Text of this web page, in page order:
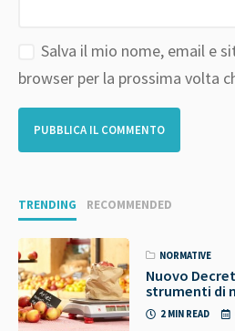
Salva il mio nome, email e
browser per la prossima volta
TRENDING RECOMMENDED
NORMATIVE
Nuovo
strumenti di
2 MIN READ